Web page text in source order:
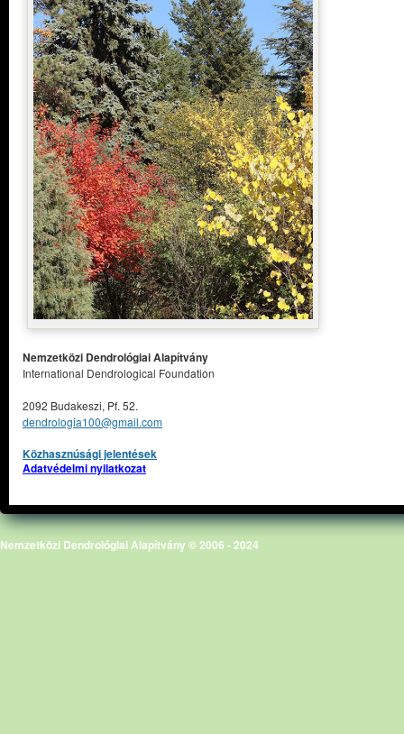
Nemzetközi Dendrológiai Alapítvány
International Dendrological Foundation
2092 Budakeszi, Pf. 52.
dendrologia100@gmail.com
Közhasznúsági jelentések
Adatvédelmi nyilatkozat
Nemzetközi Dendrológiai Alapítvány © 2006 - 2024